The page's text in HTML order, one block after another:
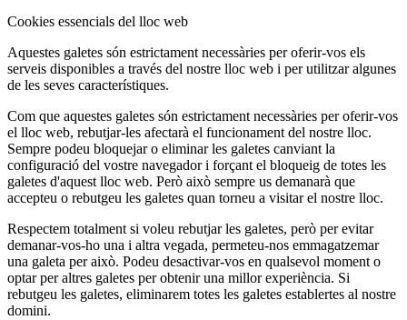
Cookies essencials del lloc web
Aquestes galetes són estrictament necessàries per oferir-vos els
serveis disponibles a través del nostre lloc web i per utilitzar algunes
de les seves característiques.
Com que aquestes galetes són estrictament necessàries per oferir-vos
el lloc web, rebutjar-les afectarà el funcionament del nostre lloc.
Sempre podeu bloquejar o eliminar les galetes canviant la
configuració del vostre navegador i forçant el bloqueig de totes les
galetes d'aquest lloc web. Però això sempre us demanarà que
accepteu o rebutgeu les galetes quan torneu a visitar el nostre lloc.
Respectem totalment si voleu rebutjar les galetes, però per evitar
demanar-vos-ho una i altra vegada, permeteu-nos emmagatzemar
una galeta per això. Podeu desactivar-vos en qualsevol moment o
optar per altres galetes per obtenir una millor experiència. Si
rebutgeu les galetes, eliminarem totes les galetes establertes al nostre
domini.